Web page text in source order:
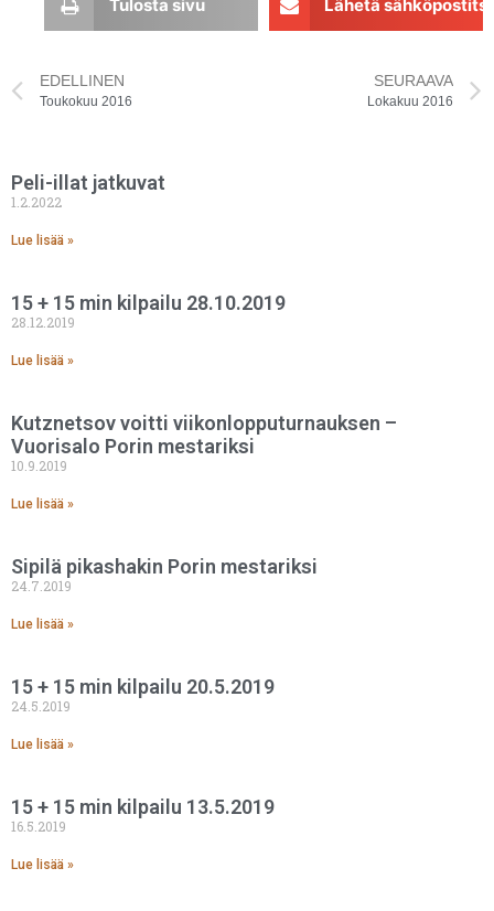
Tulosta sivu Lähetä
EDELLINEN
Toukokuu 2016
SEURAAVA
Lokakuu 2016
Peli-illat jatkuvat
1.2.2022
Lue lisää »
15 + 15 min kilpailu 28.10.2019
28.12.2019
Lue lisää »
Kutznetsov voitti viikonlopputurnauksen –
Vuorisalo Porin mestariksi
10.9.2019
Lue lisää »
Sipilä pikashakin Porin mestariksi
24.7.2019
Lue lisää »
15 + 15 min kilpailu 20.5.2019
24.5.2019
Lue lisää »
15 + 15 min kilpailu 13.5.2019
16.5.2019
Lue lisää »